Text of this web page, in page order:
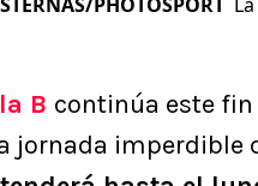
B continúa este fin
jornada imperdible